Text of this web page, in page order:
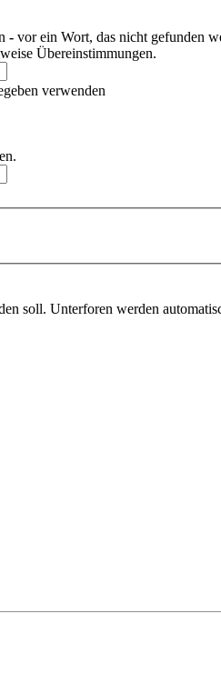
- vor ein Wort, das nicht gefunden
Übereinstimmungen.
verwenden
soll. Unterforen werden